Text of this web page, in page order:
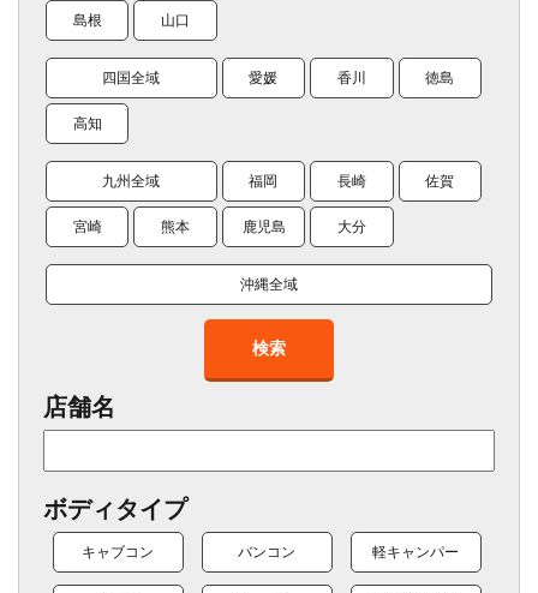
島根 山口
四国全域 愛媛 香川 徳島
高知
九州全域 福岡 長崎 佐賀
宮崎 熊本 鹿児島 大分
沖縄全域
検索
店舗名
ボディタイプ
キャブコン バンコン 軽キャンパー